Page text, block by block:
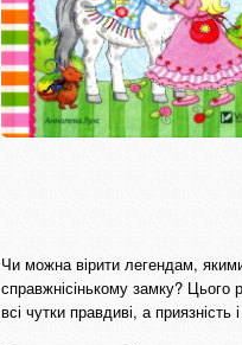
Чи можна вірити легендам,
справжнісінькому замку? Цього
всі чутки правдиві, а